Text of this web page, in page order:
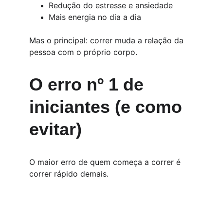
Redução do estresse e ansiedade
Mais energia no dia a dia
Mas o principal: correr muda a relação da
pessoa com o próprio corpo.
O erro nº 1 de
iniciantes (e como
evitar)
O maior erro de quem começa a correr é
correr rápido demais.